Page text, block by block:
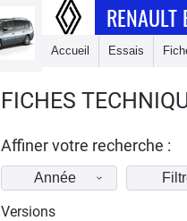
RENAULT
Accueil Essais
FICHES
Affiner votre recherche :
Année
Versions